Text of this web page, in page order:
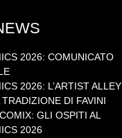
2026: COMUNICATO
2026: L’ARTIST ALLEY
DI FAVINI
GLI OSPITI AL
2026